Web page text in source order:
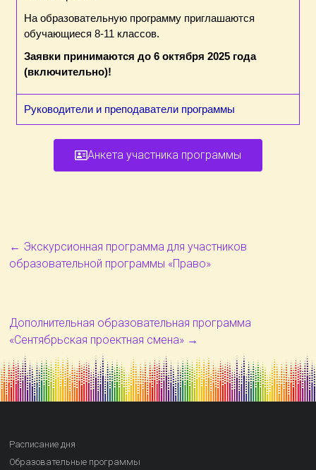
На образовательную программу приглашаются
обучающиеся 8-11 классов.
Заявки принимаются до 6 октября 2025 года
(включительно)!
Руководители и преподаватели программы
Анкета участника программы
← Экскурсионная программа для участников
образовательной программы «Право»
Дополнительная образовательная программа
«Сентябрьская проектная смена» →
Расписание дня
Образовательные программы